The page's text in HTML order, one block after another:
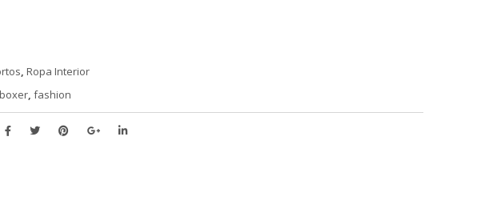
, Ropa Interior
boxer, fashion